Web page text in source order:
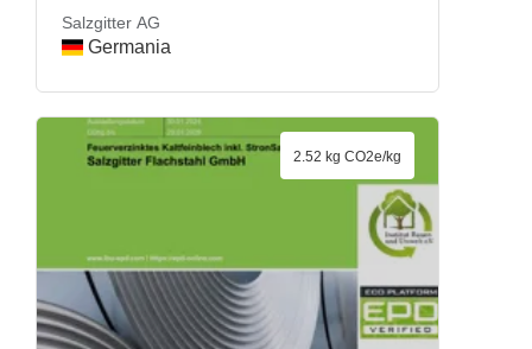
Salzgitter AG
Germania
2.52 kg CO2e/kg